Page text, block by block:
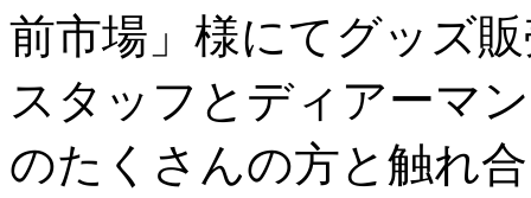
前市場」様にてグッズ
スタッフとディアーマ
のたくさんの方と触れ